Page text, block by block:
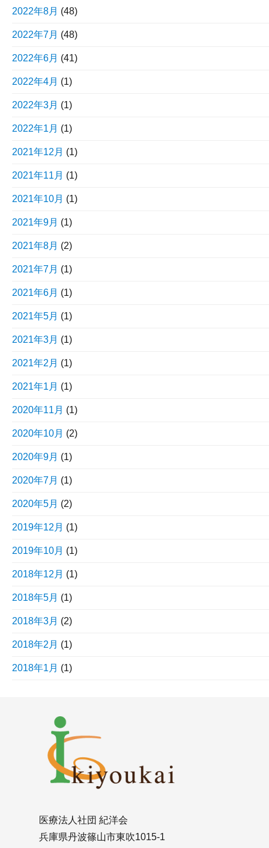
2022年8月 (48)
2022年7月 (48)
2022年6月 (41)
2022年4月 (1)
2022年3月 (1)
2022年1月 (1)
2021年12月 (1)
2021年11月 (1)
2021年10月 (1)
2021年9月 (1)
2021年8月 (2)
2021年7月 (1)
2021年6月 (1)
2021年5月 (1)
2021年3月 (1)
2021年2月 (1)
2021年1月 (1)
2020年11月 (1)
2020年10月 (2)
2020年9月 (1)
2020年7月 (1)
2020年5月 (2)
2019年12月 (1)
2019年10月 (1)
2018年12月 (1)
2018年5月 (1)
2018年3月 (2)
2018年2月 (1)
2018年1月 (1)
医療法人社団 紀洋会
兵庫県丹波篠山市東吹1015-1